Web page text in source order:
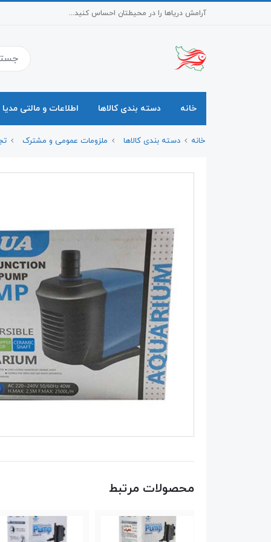
آرامش دریاها را در محیطتان احساس کنید...
خانه دسته بندی کالاها اطلاعات و مالتی مدیا
خانه دسته بندی کالاها ملزومات عمومی و مشترک
محصولات مرتبط